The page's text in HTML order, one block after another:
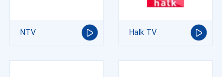
NTV Halk TV